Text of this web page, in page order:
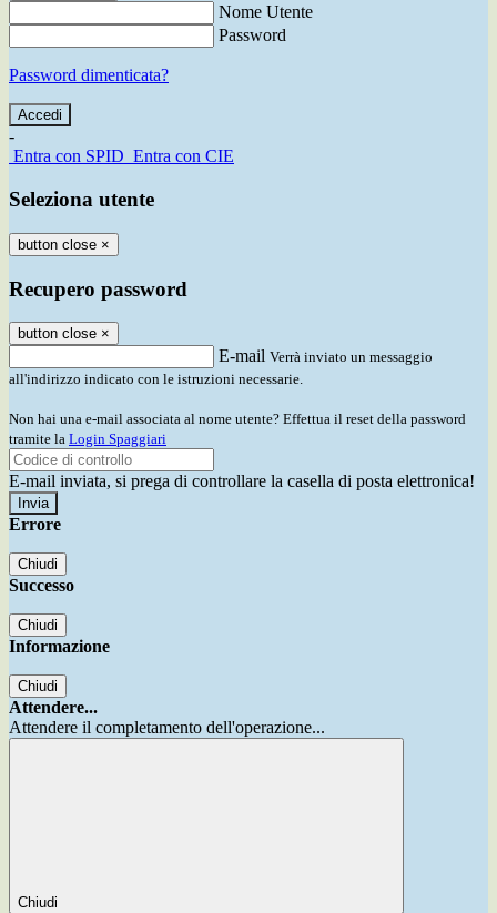
Nome Utente
Password
Password dimenticata?
-
Entra con SPID Entra con CIE
Seleziona utente
button close ×
Recupero password
button close ×
E-mail Verrà inviato un messaggio
all'indirizzo indicato con le istruzioni necessarie.
Non hai una e-mail associata al nome utente? Effettua il reset della password
tramite la Login Spaggiari
E-mail inviata, si prega di controllare la casella di posta elettronica!
Errore
Chiudi
Successo
Chiudi
Informazione
Chiudi
Attendere...
Attendere il completamento dell'operazione...
Chiudi